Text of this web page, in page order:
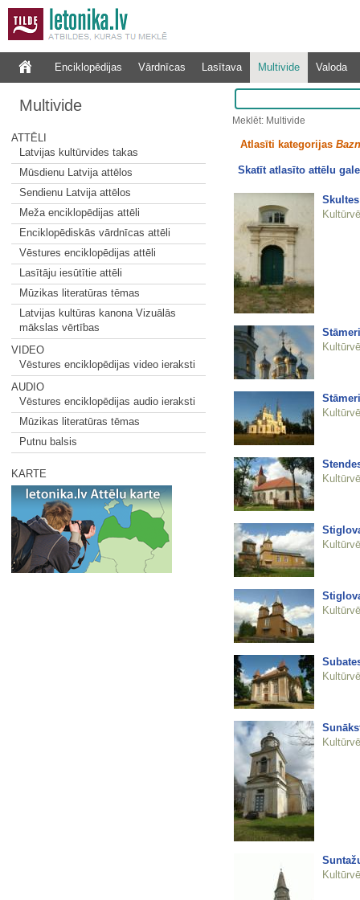
Enciklopēdijas Vārdnīcas Lasītava Multivide Valoda
Multivide
ATTĒLI
Latvijas kultūrvides takas
Mūsdienu Latvija attēlos
Sendienu Latvija attēlos
Meža enciklopēdijas attēli
Enciklopēdiskās vārdnīcas attēli
Vēstures enciklopēdijas attēli
Lasītāju iesūtītie attēli
Mūzikas literatūras tēmas
Latvijas kultūras kanona Vizuālās
mākslas vērtības
VIDEO
Vēstures enciklopēdijas video ieraksti
AUDIO
Vēstures enciklopēdijas audio ieraksti
Mūzikas literatūras tēmas
Putnu balsis
KARTE
Meklēt: Multivide
Atlasīti kategorijas
Skatīt atlasīto attēlu